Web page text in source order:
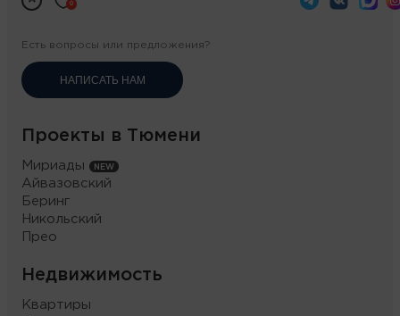
0
Есть вопросы или предложения?
НАПИСАТЬ НАМ
Проекты в Тюмени
Мириады
Айвазовский
Беринг
Никольский
Прео
Недвижимость
Квартиры